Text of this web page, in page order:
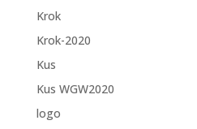
Krok
Krok-2020
Kus
Kus WGW2020
logo